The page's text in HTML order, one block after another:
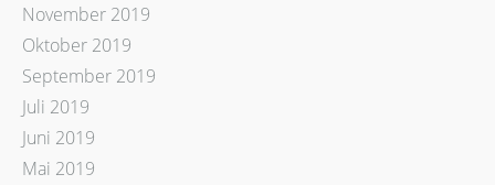
November 2019
Oktober 2019
September 2019
Juli 2019
Juni 2019
Mai 2019